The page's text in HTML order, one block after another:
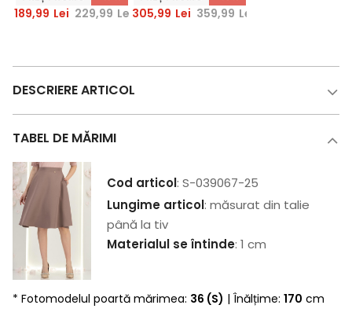
din dantela -
StarShinerS
189,99 Lei 229,99 Lei
dantela -
StarShinerS
305,99 Lei 359,99 Lei
DESCRIERE ARTICOL
TABEL DE MĂRIMI
Cod articol: S-039067-25
Lungime articol: măsurat din talie
până la tiv
Materialul se întinde: 1 cm
* Fotomodelul poartă mărimea: 36 (S) | Înălțime: 170 cm